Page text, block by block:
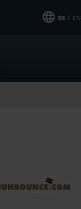
DE| EN